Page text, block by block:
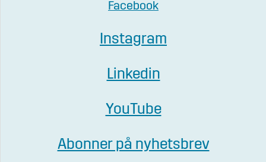
Facebook
Instagram
Linkedin
YouTube
Abonner på nyhetsbrev